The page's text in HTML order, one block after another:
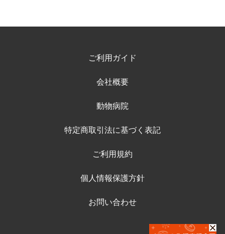
ご利用ガイド
会社概要
動物病院
特定商取引法に基づく表記
ご利用規約
個人情報保護方針
お問い合わせ